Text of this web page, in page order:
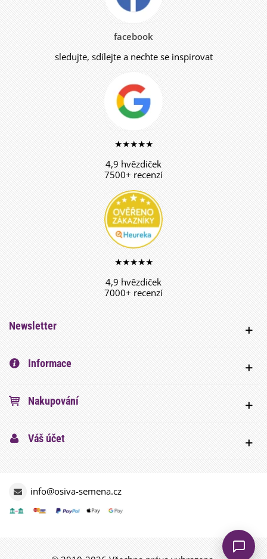
facebook
sledujte, sdílejte a nechte se inspirovat
★★★★★
4,9 hvězdiček
7500+ recenzí
★★★★★
4,9 hvězdiček
7000+ recenzí
Newsletter
Informace
Nakupování
Váš účet
info@osiva-semena.cz